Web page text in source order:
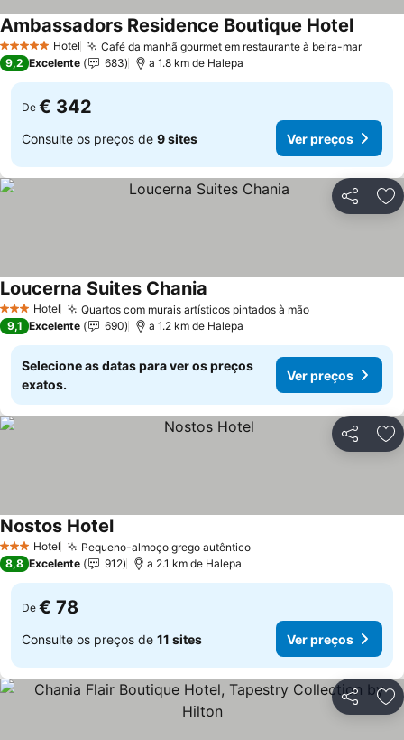
5 Estrelas Hotel Café da manhã gourmet em restaurante à beira-marVer
Ambassadors Residence Boutique HotelVer
9,2 Excelente 683 a 1.8 km de Halepa
De € 342
Consulte os preços de 9 sites Ver preços
Partilhar
3 EstrelasHotel Quartos com murais artísticos pintados à mãoVer preços
Loucerna Suites Chania
9,1 Excelente 690 a 1.2 km de Halepa
Selecione as datas para ver os preços
exatos.
Ver preços
Partilhar
3 EstrelasHotel Pequeno-almoço grego autênticoVer preços
Nostos HotelVer preços
8,8 Excelente 912 a 2.1 km de Halepa
De € 78
Consulte os preços de 11 sites Ver preços
Partilhar